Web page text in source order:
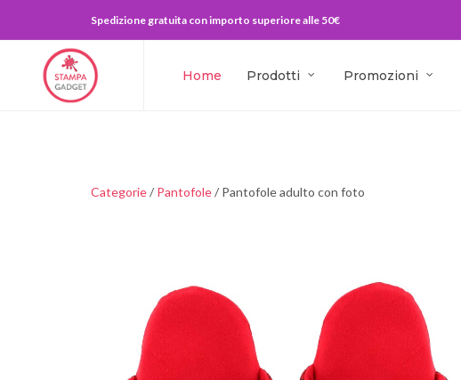
Spedizione gratuita con importo superiore alle 50€
Home Prodotti Promozioni
Categorie/ Pantofole/ Pantofole adulto con foto